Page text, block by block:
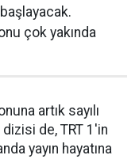
çok yakında
artık sayılı
de, TRT 1'in
yayın hayatına